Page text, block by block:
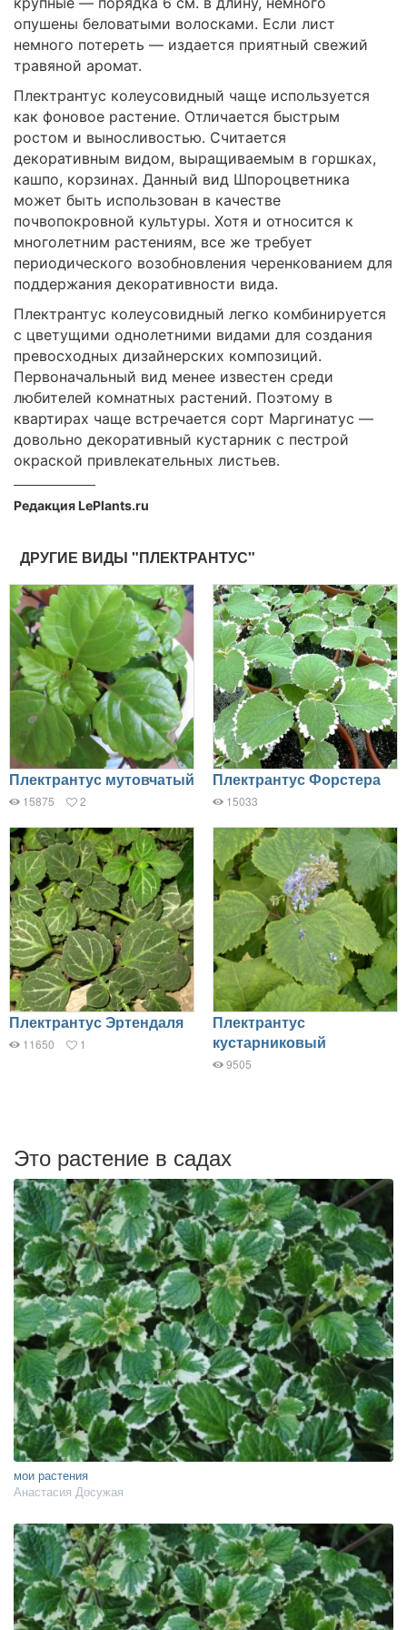
опушены беловатыми волосками. Если лист
немного потереть — издается приятный свежий
травяной аромат.
Плектрантус колеусовидный чаще используется
как фоновое растение. Отличается быстрым
ростом и выносливостью. Считается
декоративным видом, выращиваемым в горшках,
кашпо, корзинах. Данный вид Шпороцветника
может быть использован в качестве
почвопокровной культуры. Хотя и относится к
многолетним растениям, все же требует
периодического возобновления черенкованием для
поддержания декоративности вида.
Плектрантус колеусовидный легко комбинируется
с цветущими однолетними видами для создания
превосходных дизайнерских композиций.
Первоначальный вид менее известен среди
любителей комнатных растений. Поэтому в
квартирах чаще встречается сорт Маргинатус —
довольно декоративный кустарник с пестрой
окраской привлекательных листьев.
Редакция LePlants.ru
ДРУГИЕ ВИДЫ "ПЛЕКТРАНТУС"
Плектрантус мутовчатый
15875 2
Плектрантус Форстера
15033
Плектрантус Эртендаля
11650 1
Плектрантус
кустарниковый
9505
Это растение в садах
мои растения
Анастасия Досужая